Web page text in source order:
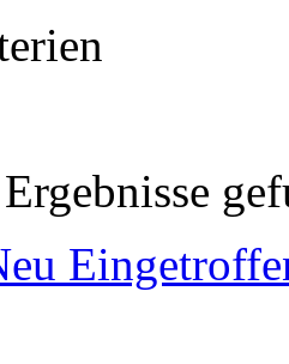
Ergebnisse